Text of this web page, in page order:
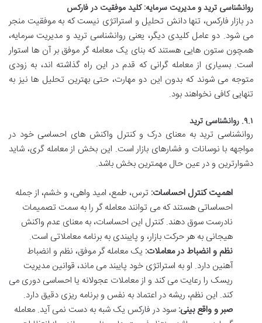
روانشناسی ترید و مدیریت سرمایه: کلید موفقیت در فارکس
در بازار فارکس، تنها دانش تحلیل و استراتژی نیست که به موفقیت منجر
می شود. دو عامل کلیدی دیگر، یعنی روانشناسی ترید و مدیریت سرمایه،
همچون ستون هایی هستند که بنای یک معامله گر موفق بر آن ها استوار
است. بسیاری از معامله گرانی که قدم در این راه گذاشته اند، به زودی
متوجه می شوند که بدون این دو مهارت، حتی بهترین تحلیل ها نیز به
تنهایی کافی نخواهند بود.
۹.۱. روانشناسی ترید
روانشناسی ترید به معنای درک و کنترل واکنش های احساسی خود در
مواجهه با نوسانات و فشارهای بازار است. این بخش از معامله گری، شاید
دشوارترین و در عین حال مهمترین بخش باشد.
اهمیت کنترل احساسات: ترس، طمع، امید واهی، و خشم، از جمله
احساساتی هستند که می توانند معامله گر را به سمت تصمیمات
نادرست سوق دهند. کنترل این احساسات، به معنای عدم واکنش
هیجانی به هر حرکت بازار، و پایبندی به برنامه معاملاتی است.
نظم و انضباط در معاملات: یک معامله گر موفق، نظم و انضباط
آهنین دارد. او به استراتژی خود پایبند می ماند، قوانین مدیریت
ریسک را رعایت می کند و از معاملات عجولانه یا احساسی دوری می
کند. این نظم، ریشه در اعتماد به نفس و برنامه ریزی دقیق دارد.
صبر و واقع بینی: سود در فارکس یک شبه به دست نمی آید. معامله